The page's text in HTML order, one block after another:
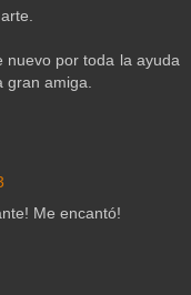
nuevo por toda la ayuda
amiga.
Me encantó!